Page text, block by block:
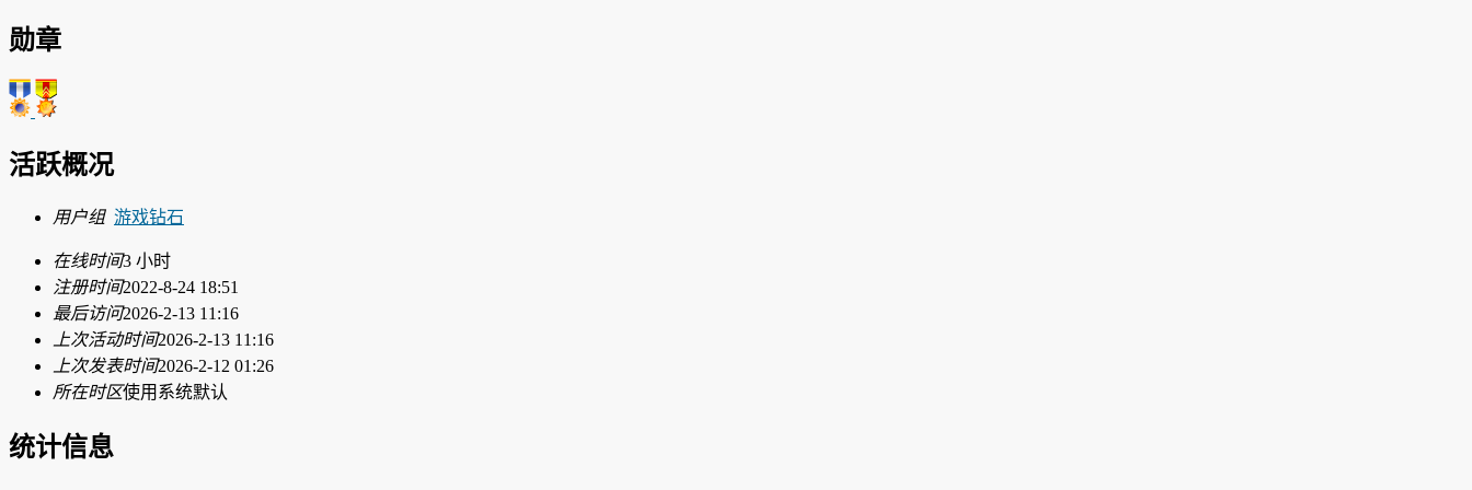
勋章
活跃概况
用户组 游戏钻石
在线时间3 小时
注册时间2022-8-24 18:51
最后访问2026-2-13 11:16
上次活动时间2026-2-13 11:16
上次发表时间2026-2-12 01:26
所在时区使用系统默认
统计信息